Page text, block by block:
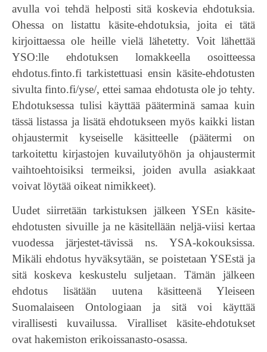
avulla voi tehdä helposti sitä koskevia ehdotuksia.
Ohessa on listattu käsite-ehdotuksia, joita ei tätä
kirjoittaessa ole heille vielä lähetetty. Voit lähettää
YSO:lle ehdotuksen lomakkeella osoitteessa
ehdotus.finto.fi tarkistettuasi ensin käsite-ehdotusten
sivulta finto.fi/yse/, ettei samaa ehdotusta ole jo tehty.
Ehdotuksessa tulisi käyttää pääterminä samaa kuin
tässä listassa ja lisätä ehdotukseen myös kaikki listan
ohjaustermit kyseiselle käsitteelle (päätermi on
tarkoitettu kirjastojen kuvailutyöhön ja ohjaustermit
vaihtoehtoisiksi termeiksi, joiden avulla asiakkaat
voivat löytää oikeat nimikkeet).
Uudet siirretään tarkistuksen jälkeen YSEn käsite-
ehdotusten sivuille ja ne käsitellään neljä-viisi kertaa
vuodessa järjestet-tävissä ns. YSA-kokouksissa.
Mikäli ehdotus hyväksytään, se poistetaan YSEstä ja
sitä koskeva keskustelu suljetaan. Tämän jälkeen
ehdotus lisätään uutena käsitteenä Yleiseen
Suomalaiseen Ontologiaan ja sitä voi käyttää
virallisesti kuvailussa. Viralliset käsite-ehdotukset
ovat hakemiston erikoissanasto-osassa.